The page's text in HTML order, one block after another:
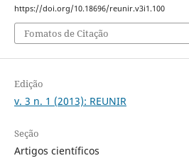
https://doi.org/10.18696/reunir.v3i1.100
Fomatos de Citação
Edição
v. 3 n. 1 (2013): REUNIR
Seção
Artigos científicos